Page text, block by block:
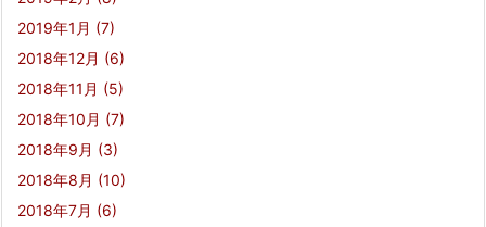
2019年1月 (7)
2018年12月 (6)
2018年11月 (5)
2018年10月 (7)
2018年9月 (3)
2018年8月 (10)
2018年7月 (6)